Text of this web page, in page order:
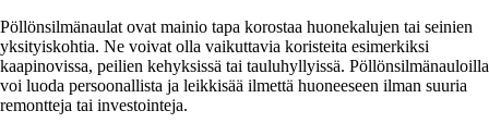
Pöllönsilmänaulat ovat mainio tapa korostaa huonekalujen tai seinien
yksityiskohtia. Ne voivat olla vaikuttavia koristeita esimerkiksi
kaapinovissa, peilien kehyksissä tai tauluhyllyissä. Pöllönsilmänauloilla
voi luoda persoonallista ja leikkisää ilmettä huoneeseen ilman suuria
remontteja tai investointeja.